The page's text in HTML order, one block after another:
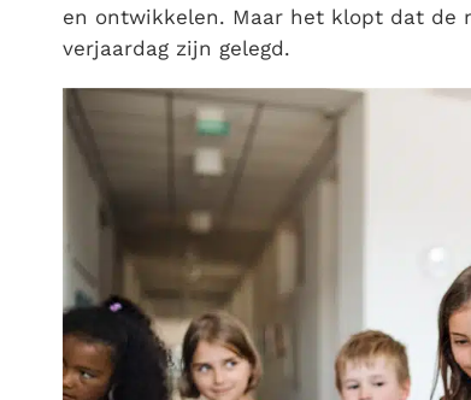
en ontwikkelen. Maar het klopt dat de
verjaardag zijn gelegd.